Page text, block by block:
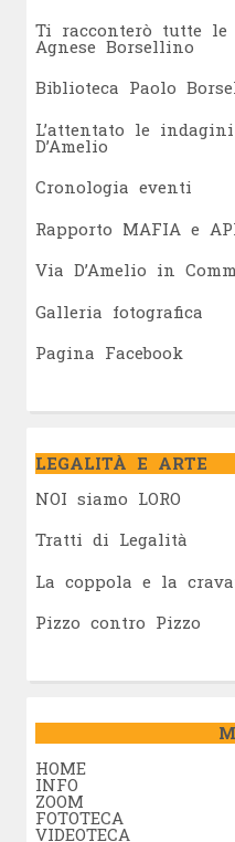
Ti racconterò tutte
Agnese Borsellino
Biblioteca Paolo
L’attentato le
D’Amelio
Cronologia eventi
Rapporto MAFIA e
Via D’Amelio in
Galleria fotografica
Pagina Facebook
LEGALITÀ E ARTE
NOI siamo LORO
Tratti di Legalità
La coppola e la
Pizzo contro Pizzo
HOME
INFO
ZOOM
FOTOTECA
VIDEOTECA